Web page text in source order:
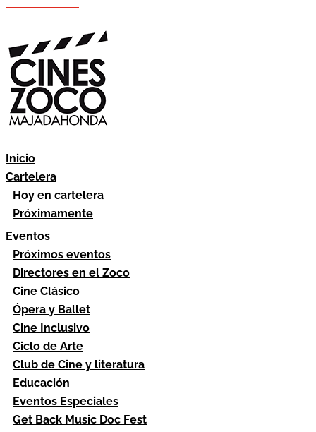
Inicio
Cartelera
Hoy en cartelera
Próximamente
Eventos
Próximos eventos
Directores en el Zoco
Cine Clásico
Ópera y Ballet
Cine Inclusivo
Ciclo de Arte
Club de Cine y literatura
Educación
Eventos Especiales
Get Back Music Doc Fest